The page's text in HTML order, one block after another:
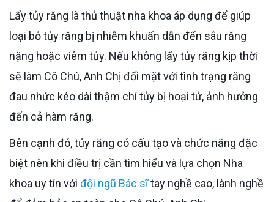
Lấy tủy răng là thủ thuật nha khoa áp dụng để giúp
loại bỏ tủy răng bị nhiễm khuẩn dẫn đến sâu răng
nặng hoặc viêm tủy. Nếu không lấy tủy răng kịp thời
sẽ làm Cô Chú, Anh Chị đối mặt với tình trạng răng
đau nhức kéo dài thậm chí tủy bị hoại tử, ảnh hưởng
đến cả hàm răng.
Bên cạnh đó, tủy răng có cấu tạo và chức năng đặc
biệt nên khi điều trị cần tìm hiểu và lựa chọn Nha
khoa uy tín với đội ngũ Bác sĩtay nghề cao, lành nghề